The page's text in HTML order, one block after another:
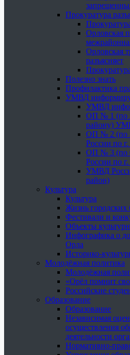
Прокуратура
Орловская
Орловская
разъясняет
Полезно знать
Профилактика
УМВД
УМВД
ОП № 1 (по
району)
ОП № 2 (по
России по
ОП № 3 (по
России по
УМВД
район)
Культура
Культура
Жизнь городских
Фестивали и
Объекты
Инфографика о
Орла
Историко-
Молодёжная политика
Молодёжная
«Орёл помнит
Российские
Образование
Образование
Независимая
осуществления
деятельности
Нормативно-